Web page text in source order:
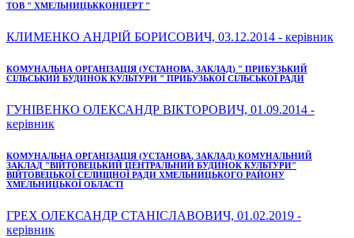
ТОВ " ХМЕЛЬНИЦЬККОНЦЕРТ "
КЛИМЕНКО АНДРІЙ БОРИСОВИЧ, 03.12.2014 - керівник
КОМУНАЛЬНА ОРГАНІЗАЦІЯ (УСТАНОВА, ЗАКЛАД) " ПРИБУЗЬКИЙ
СІЛЬСЬКИЙ БУДИНОК КУЛЬТУРИ " ПРИБУЗЬКОЇ СІЛЬСЬКОЇ РАДИ
ГУНІВЕНКО ОЛЕКСАНДР ВІКТОРОВИЧ, 01.09.2014 -
керівник
КОМУНАЛЬНА ОРГАНІЗАЦІЯ (УСТАНОВА, ЗАКЛАД) КОМУНАЛЬНИЙ
ЗАКЛАД "ВІЙТОВЕЦЬКИЙ ЦЕНТРАЛЬНИЙ БУДИНОК КУЛЬТУРИ"
ВІЙТОВЕЦЬКОЇ СЕЛИЩНОЇ РАДИ ХМЕЛЬНИЦЬКОГО РАЙОНУ
ХМЕЛЬНИЦЬКОЇ ОБЛАСТІ
ГРЕХ ОЛЕКСАНДР СТАНІСЛАВОВИЧ, 01.02.2019 -
керівник